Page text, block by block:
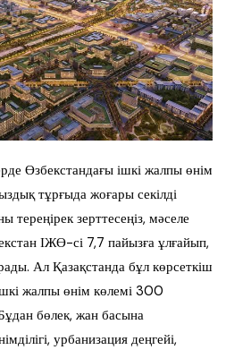
Өзбекстандағы ішкі жалпы өнім
тұрғыда жоғары секілді
тереңірек зерттесеңіз, мәселе
ІЖӨ-сі 7,7 пайызға ұлғайып,
Ал Қазақстанда бұл көрсеткіш
жалпы өнім көлемі 300
бөлек, жан басына
урбанизация деңгейі,